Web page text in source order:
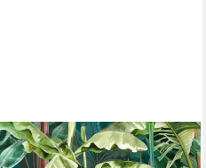
Travel Styles. Tapete